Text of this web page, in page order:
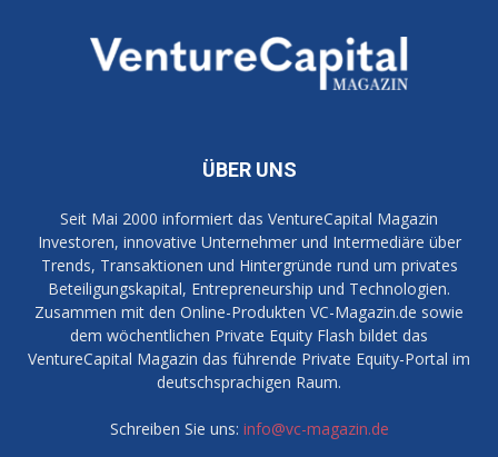
ÜBER UNS
Seit Mai 2000 informiert das VentureCapital Magazin
Investoren, innovative Unternehmer und Intermediäre über
Trends, Transaktionen und Hintergründe rund um privates
Beteiligungskapital, Entrepreneurship und Technologien.
Zusammen mit den Online-Produkten VC-Magazin.de sowie
dem wöchentlichen Private Equity Flash bildet das
VentureCapital Magazin das führende Private Equity-Portal im
deutschsprachigen Raum.
Schreiben Sie uns: info@vc-magazin.de